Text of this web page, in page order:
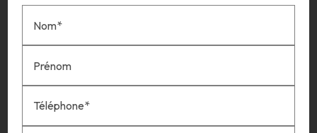
Nom*
Prénom
Téléphone*